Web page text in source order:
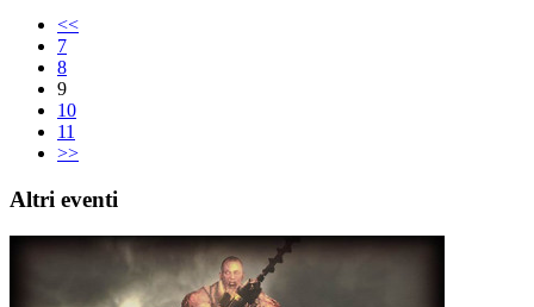
<<
7
8
9
10
11
>>
Altri eventi